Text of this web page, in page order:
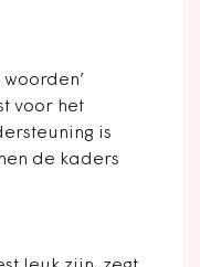
voor het
is
de kaders